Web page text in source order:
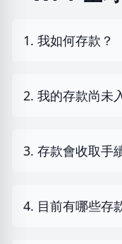
1. 我如何存款？
2. 我的存款尚未
3. 存款會收取手
4. 目前有哪些存